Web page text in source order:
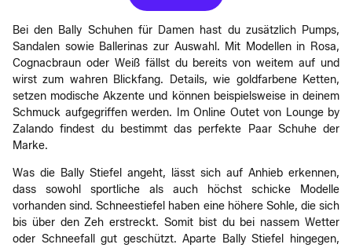
Bei den Bally Schuhen für Damen hast du zusätzlich Pumps,
Sandalen sowie Ballerinas zur Auswahl. Mit Modellen in Rosa,
Cognacbraun oder Weiß fällst du bereits von weitem auf und
wirst zum wahren Blickfang. Details, wie goldfarbene Ketten,
setzen modische Akzente und können beispielsweise in deinem
Schmuck aufgegriffen werden. Im Online Outet von Lounge by
Zalando findest du bestimmt das perfekte Paar Schuhe der
Marke.
Was die Bally Stiefel angeht, lässt sich auf Anhieb erkennen,
dass sowohl sportliche als auch höchst schicke Modelle
vorhanden sind. Schneestiefel haben eine höhere Sohle, die sich
bis über den Zeh erstreckt. Somit bist du bei nassem Wetter
oder Schneefall gut geschützt. Aparte Bally Stiefel hingegen,